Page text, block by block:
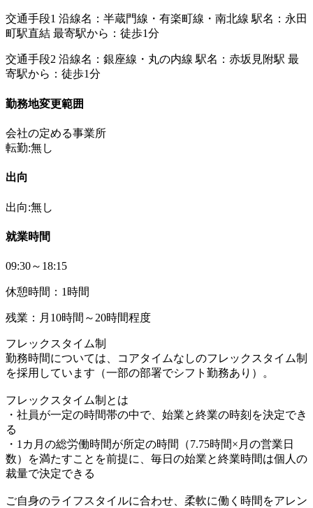
交通手段1 沿線名：半蔵門線・有楽町線・南北線 駅名：永田
町駅直結 最寄駅から：徒歩1分
交通手段2 沿線名：銀座線・丸の内線 駅名：赤坂見附駅 最
寄駅から：徒歩1分
勤務地変更範囲
会社の定める事業所
転勤:無し
出向
出向:無し
就業時間
09:30～18:15
休憩時間：1時間
残業：月10時間～20時間程度
フレックスタイム制
勤務時間については、コアタイムなしのフレックスタイム制
を採用しています（一部の部署でシフト勤務あり）。
フレックスタイム制とは
・社員が一定の時間帯の中で、始業と終業の時刻を決定でき
る
・1カ月の総労働時間が所定の時間（7.75時間×月の営業日
数）を満たすことを前提に、毎日の始業と終業時間は個人の
裁量で決定できる
ご自身のライフスタイルに合わせ、柔軟に働く時間をアレン